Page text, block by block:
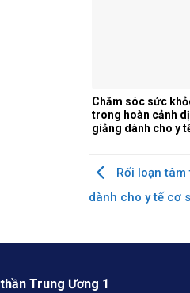
Chăm sóc sức
trong hoàn cảnh
giảng dành cho y
Rối loạn
dành cho y tế cơ
Trung Ương 1